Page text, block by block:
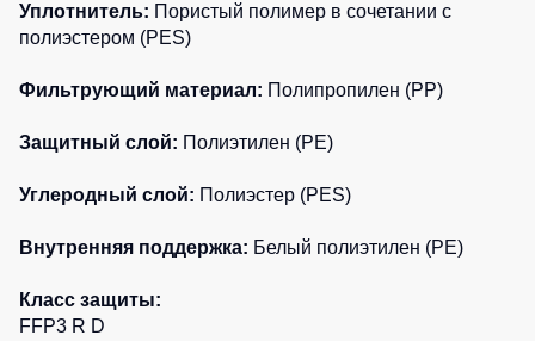
Уплотнитель: Пористый полимер в сочетании с
полиэстером (PES)
Фильтрующий материал: Полипропилен (PP)
Защитный слой: Полиэтилен (PE)
Углеродный слой: Полиэстер (PES)
Внутренняя поддержка: Белый полиэтилен (PE)
Класс защиты:
FFP3 R D